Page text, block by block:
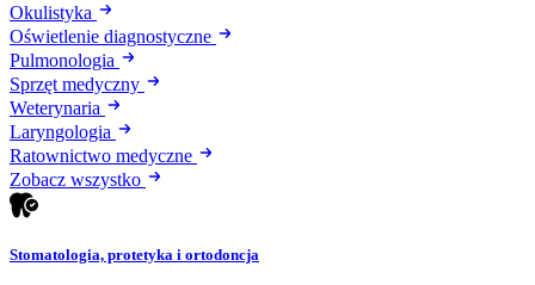
Okulistyka
Oświetlenie diagnostyczne
Pulmonologia
Sprzęt medyczny
Weterynaria
Laryngologia
Ratownictwo medyczne
Zobacz wszystko
Stomatologia, protetyka i ortodoncja